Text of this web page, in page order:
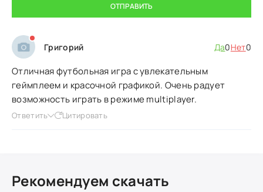
ОТПРАВИТЬ
Григорий Да0Нет0
Отличная футбольная игра с увлекательным
геймплеем и красочной графикой. Очень радует
возможность играть в режиме multiplayer.
Ответить Цитировать
Рекомендуем скачать